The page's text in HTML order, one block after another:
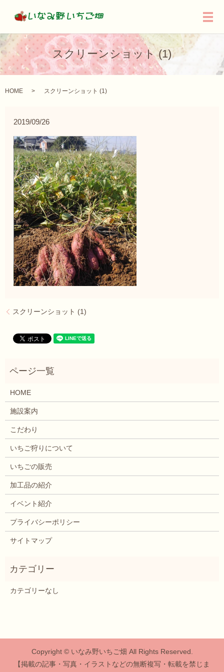
メ
スクリーンショット (1)
HOME スクリーンショット (1)
2019/09/26
スクリーンショット (1)
HOME
施設案内
こだわり
いちご狩りについて
いちごの販売
加工品の紹介
イベント紹介
プライバシーポリシー
サイトマップ
カテゴリーなし
Copyright © いなみ野いちご畑 All Rights Reserved.
【掲載の記事・写真・イラストなどの無断複写・転載を禁じま